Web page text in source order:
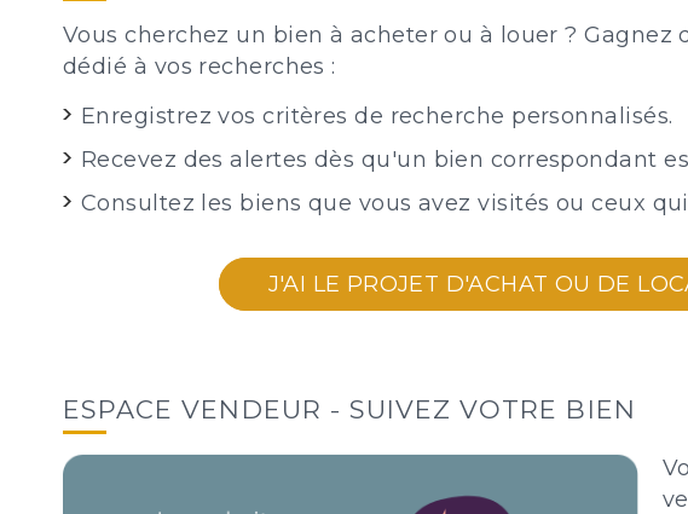
Vous cherchez un bien à acheter ou à louer ? Gagnez
dédié à vos recherches :
Enregistrez vos critères de recherche personnalisés.
Recevez des alertes dès qu'un bien correspondant
Consultez les biens que vous avez visités ou ceux
J'AI LE PROJET D'ACHAT OU DE
ESPACE VENDEUR - SUIVEZ VOTRE BIEN